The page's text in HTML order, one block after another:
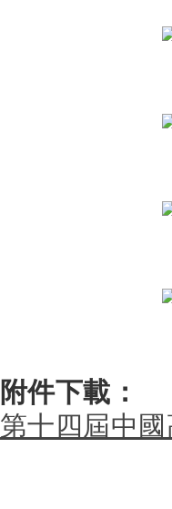
附件下載：
第十四屆中